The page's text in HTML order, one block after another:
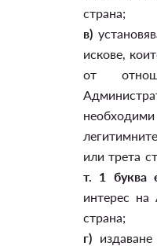
страна;
в)
искове,
от
или трета
т. 1 буква
интерес на
страна;
г)